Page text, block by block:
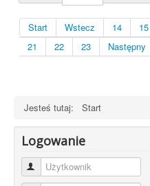
Start Wstecz 14 15
21
22 23 Następny
Jesteś tutaj: Start
Logowanie
Użytkownik